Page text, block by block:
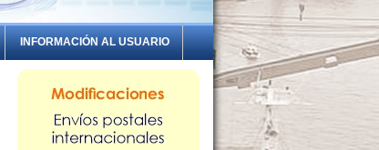
INFORMACIÓN AL USUARIO